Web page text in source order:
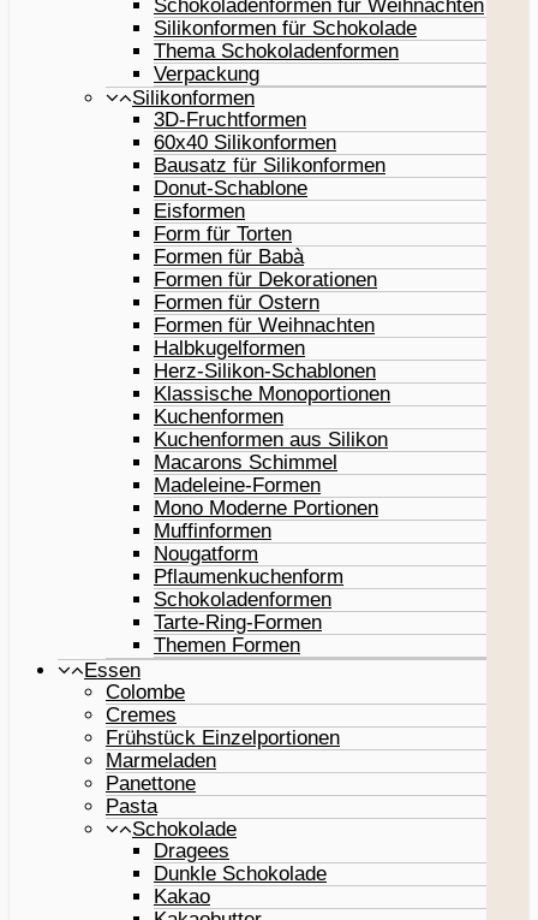
Schokoladenformen für Weihnachten
Silikonformen für Schokolade
Thema Schokoladenformen
Verpackung
Silikonformen
3D-Fruchtformen
60x40 Silikonformen
Bausatz für Silikonformen
Donut-Schablone
Eisformen
Form für Torten
Formen für Babà
Formen für Dekorationen
Formen für Ostern
Formen für Weihnachten
Halbkugelformen
Herz-Silikon-Schablonen
Klassische Monoportionen
Kuchenformen
Kuchenformen aus Silikon
Macarons Schimmel
Madeleine-Formen
Mono Moderne Portionen
Muffinformen
Nougatform
Pflaumenkuchenform
Schokoladenformen
Tarte-Ring-Formen
Themen Formen
Essen
Colombe
Cremes
Frühstück Einzelportionen
Marmeladen
Panettone
Pasta
Schokolade
Dragees
Dunkle Schokolade
Kakao